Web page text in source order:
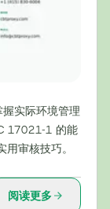
实际环境管理
17021-1 的能
审核技巧。
阅读更多